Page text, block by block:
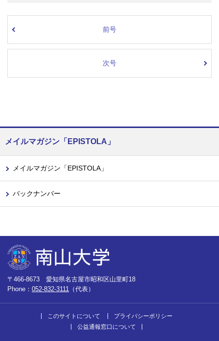
前号
次号
メイルマガジン「EPISTOLA」
メイルマガジン「EPISTOLA」
バックナンバー
〒466-8673 愛知県名古屋市昭和区山里町18
Phone： 052-832-3111 （代表）
このサイトについて
プライバシーポリシー
公益通報窓口について